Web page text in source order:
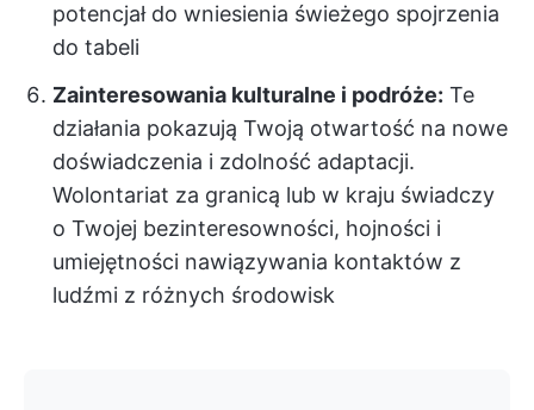
potencjał do wniesienia świeżego spojrzenia
do tabeli
Zainteresowania kulturalne i podróże: Te
działania pokazują Twoją otwartość na nowe
doświadczenia i zdolność adaptacji.
Wolontariat za granicą lub w kraju świadczy
o Twojej bezinteresowności, hojności i
umiejętności nawiązywania kontaktów z
ludźmi z różnych środowisk